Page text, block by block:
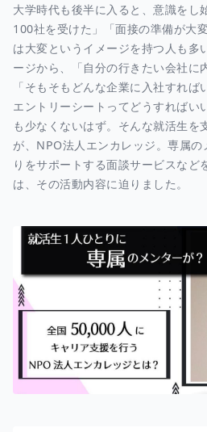
大学時代も後半に入ると、意識をし
100社を受けた」「面接の準備が大
は大変というイメージを持つ人も多
ージから、「自分の行きたい会社に
「そもそもどんな企業に入社すれ
エントリーシートってどうすればい
も少なくないはず。そんな就活生を
が、NPO法人エンカレッジ。専属の
りをサポートする面談サービスなど
は、その活動内容に迫りました。